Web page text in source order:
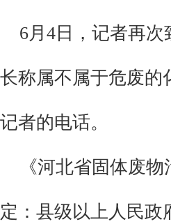
6月4日，记者再次
长称属不属于危废的
记者的电话。
《河北省固体废物
定： 县级以上人民政